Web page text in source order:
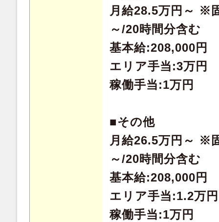
月給28.5万円～ ※
～/20時間分含む
基本給:208,000円
エリア手当:3万円
稼働手当:1万円
■その他
月給26.5万円～ ※
～/20時間分含む
基本給:208,000円
エリア手当:1.2万円
稼働手当:1万円